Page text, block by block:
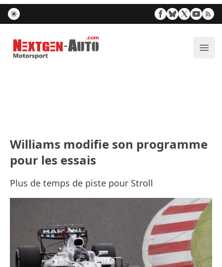
Nextgen-Auto.com
Williams modifie son programme
pour les essais
Plus de temps de piste pour Stroll